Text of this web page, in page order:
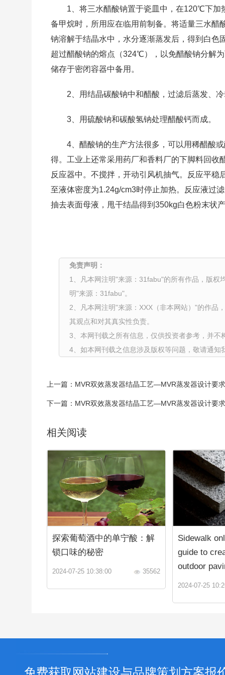
1、将三水醋酸钠置于瓷皿中，在120℃下加
备甲烷时，所用应在临用前制备。将适量三水
钠溶解于结晶水中，水分逐渐蒸发后，得到白
超过醋酸钠的熔点（324℃），以免醋酸钠分解
储存于密闭容器中备用。
2、用结晶碳酸钠中和醋酸，过滤后蒸发、
3、用硫酸钠和碳酸氢钠处理醋酸钙而成。
4、醋酸钠的生产方法很多，可以用稀醋酸
得。工业上还常采用药厂和香料厂的下脚料回
反应器中。不搅拌，开动引风机抽气。反应平
至液体密度为1.24g/cm3时停止加热。反应液过
抽去表面母液，甩干结晶得到350kg白色粉末状
免责声明：
1、凡本网注明"来源：31fabu"的所有作品，版权
明"来源：31fabu"。
2、凡本网注明"来源：XXX（非本网站）"的作品
其观点和对其真实性负责。
3、本网刊载之所有信息，仅供投资者参考，并
4、如本网刊载之信息涉及版权等问题，敬请通
上一篇： MVR双效蒸发器结晶工艺—MVR蒸发器设计要求
下一篇： MVR双效蒸发器结晶工艺—MVR蒸发器设计要求
相关阅读
探索葡萄酒中的单宁酸：解
锁口味的秘密
2024-07-25 10:38:00 35562
Sidewalk
guide to
outdoor
2024-07-25
免费获取网站建设与品牌策划方案报